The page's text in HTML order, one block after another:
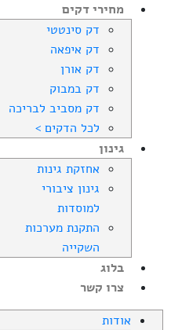
מחירי דקים
דק סינטטי
דק איפאה
דק אורן
דק במבוק
דק מסביב לבריכה
לכל הדקים >
גינון
אחזקת גינות
גינון ציבורי
למוסדות
התקנת מערכות
השקייה
בלוג
צרו קשר
אודות